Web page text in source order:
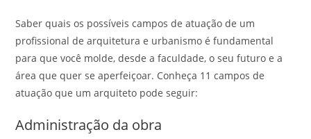
Saber quais os possíveis campos de atuação de um
profissional de arquitetura e urbanismo é fundamental
para que você molde, desde a faculdade, o seu futuro e a
área que quer se aperfeiçoar. Conheça 11 campos de
atuação que um arquiteto pode seguir:
Administração da obra